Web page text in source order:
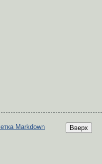
Вверх
Markdown